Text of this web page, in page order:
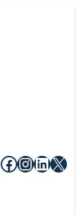
Facebook
X